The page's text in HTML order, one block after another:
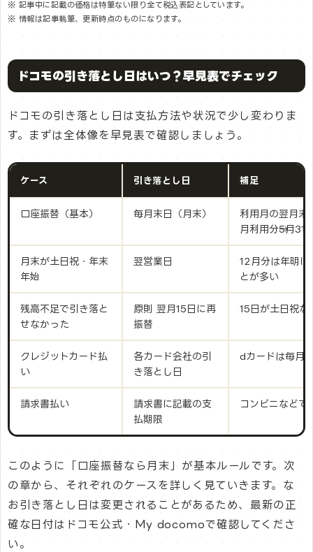
※ 記事中に記載の価格は特筆ない限り全て税込表記としています。
※ 情報は記事執筆、更新時点のものになります。
ドコモの引き落とし日はいつ？早見表でチェック
ドコモの引き落とし日は支払方法や状況で少し変わりま
す。まずは全体像を早見表で確認しましょう。
ケース 引き落とし日 補足
口座振替（基本） 毎月末日（月末）
利用月の翌月末
月利用分→5月31
月末が土日祝・年末
年始
翌営業日
12月分は年明け
とが多い
残高不足で引き落と
せなかった
原則 翌月15日に再
振替
15日が土日祝な
クレジットカード払
い
各カード会社の引
き落とし日
dカードは毎月
請求書払い
請求書に記載の支
払期限
コンビニなどで
このように「口座振替なら月末」が基本ルールです。次
の章から、それぞれのケースを詳しく見ていきます。な
お引き落とし日は変更されることがあるため、最新の正
確な日付はドコモ公式・My docomoで確認してくださ
い。